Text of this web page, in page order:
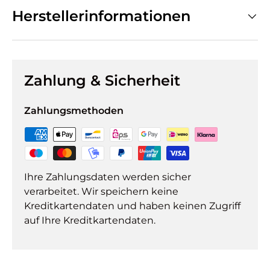
Herstellerinformationen
Zahlung & Sicherheit
Zahlungsmethoden
Ihre Zahlungsdaten werden sicher
verarbeitet. Wir speichern keine
Kreditkartendaten und haben keinen Zugriff
auf Ihre Kreditkartendaten.